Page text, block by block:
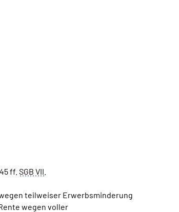
45 ff. SGB VII
teilweiser Erwerbsminderung
wegen voller